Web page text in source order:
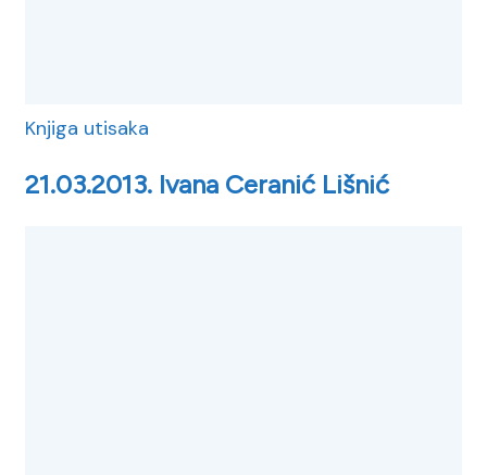
Knjiga utisaka
21.03.2013. Ivana Ceranić Lišnić